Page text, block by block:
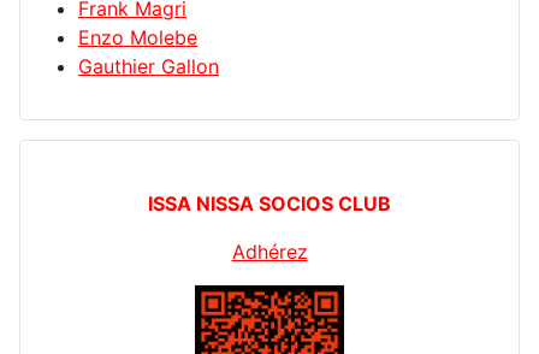
Frank Magri
Enzo Molebe
Gauthier Gallon
ISSA NISSA SOCIOS CLUB
Adhérez